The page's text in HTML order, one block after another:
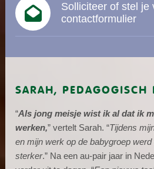
Solliciteer of stel je
contactformulier
SARAH, PEDAGOGISCH
“Als jong meisje wist ik al dat ik
werken,” vertelt Sarah. “Tijdens
en mijn werk op de babygroep
sterker.” Na een au-pair jaar in